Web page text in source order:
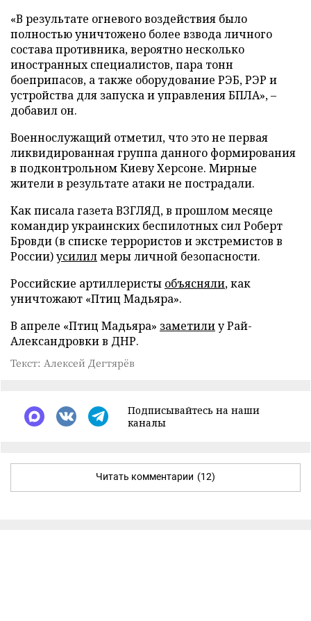
«В результате огневого воздействия было
полностью уничтожено более взвода личного
состава противника, вероятно несколько
иностранных специалистов, пара тонн
боеприпасов, а также оборудование РЭБ, РЭР и
устройства для запуска и управления БПЛА», –
добавил он.
Военнослужащий отметил, что это не первая
ликвидированная группа данного формирования
в подконтрольном Киеву Херсоне. Мирные
жители в результате атаки не пострадали.
Как писала газета ВЗГЛЯД, в прошлом месяце
командир украинских беспилотных сил Роберт
Бровди (в списке террористов и экстремистов в
России)усилилмеры личной безопасности.
Российские артиллеристы объясняли, как
уничтожают «Птиц Мадьяра».
В апреле «Птиц Мадьяра» заметилиу Рай-
Александровки в ДНР.
Текст: Алексей Дегтярёв
Подписывайтесь на наши
каналы
Читать комментарии (12)